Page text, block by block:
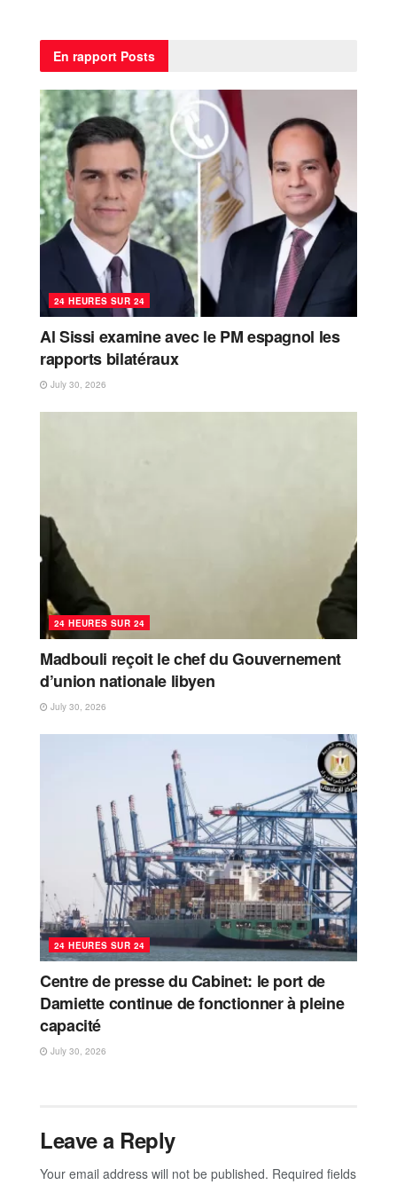
En rapport Posts
24 HEURES SUR 24
Al Sissi examine avec le PM espagnol les
rapports bilatéraux
July 30, 2026
24 HEURES SUR 24
Madbouli reçoit le chef du Gouvernement
d’union nationale libyen
July 30, 2026
24 HEURES SUR 24
Centre de presse du Cabinet: le port de
Damiette continue de fonctionner à pleine
capacité
July 30, 2026
Leave a Reply
Your email address will not be published. Required fields